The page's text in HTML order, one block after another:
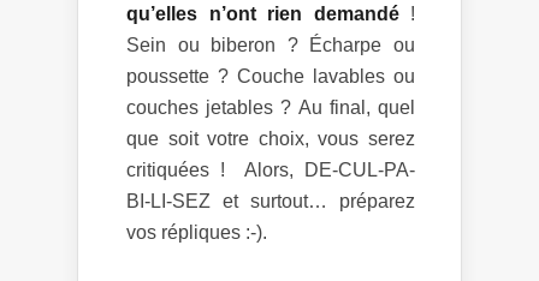
qu’elles n’ont rien demandé!
Sein ou biberon ? Écharpe ou
poussette ? Couche lavables ou
couches jetables ? Au final, quel
que soit votre choix, vous serez
critiquées ! Alors, DE-CUL-PA-
BI-LI-SEZ et surtout… préparez
vos répliques :-).